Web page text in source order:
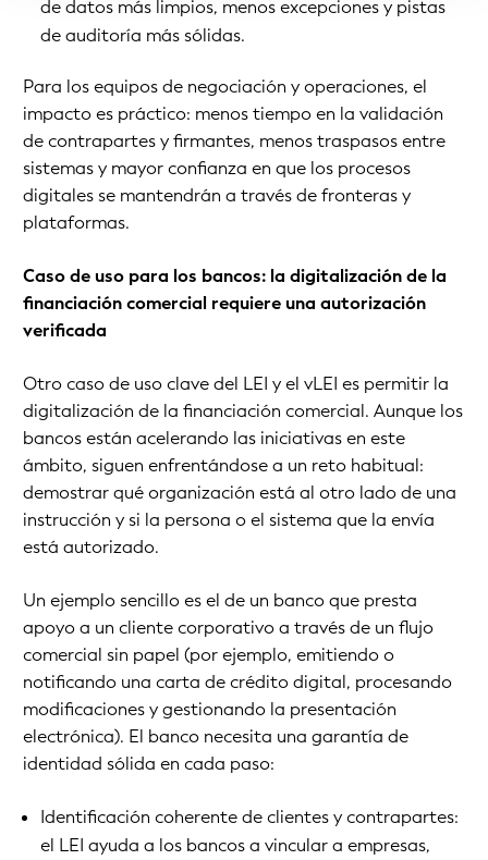
de datos más limpios, menos excepciones y pistas
de auditoría más sólidas.
Para los equipos de negociación y operaciones, el
impacto es práctico: menos tiempo en la validación
de contrapartes y firmantes, menos traspasos entre
sistemas y mayor confianza en que los procesos
digitales se mantendrán a través de fronteras y
plataformas.
Caso de uso para los bancos: la digitalización de la
financiación comercial requiere una autorización
verificada
Otro caso de uso clave del LEI y el vLEI es permitir la
digitalización de la financiación comercial. Aunque los
bancos están acelerando las iniciativas en este
ámbito, siguen enfrentándose a un reto habitual:
demostrar qué organización está al otro lado de una
instrucción y si la persona o el sistema que la envía
está autorizado.
Un ejemplo sencillo es el de un banco que presta
apoyo a un cliente corporativo a través de un flujo
comercial sin papel (por ejemplo, emitiendo o
notificando una carta de crédito digital, procesando
modificaciones y gestionando la presentación
electrónica). El banco necesita una garantía de
identidad sólida en cada paso:
Identificación coherente de clientes y contrapartes:
el LEI ayuda a los bancos a vincular a empresas,